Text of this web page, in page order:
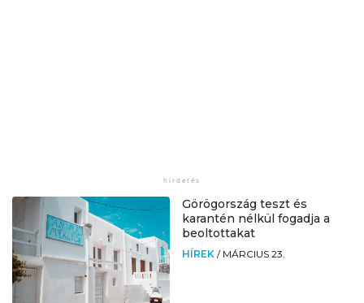
Görögország teszt és
karantén nélkül fogadja a
beoltottakat
HÍREK / MÁRCIUS 23.